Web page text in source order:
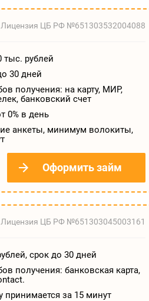
Лицензия ЦБ РФ №651303532004088
рублей
30 дней
получения: на карту, МИР,
банковский счет
0% в день
анкеты, минимум волокиты,
Оформить займ
Лицензия ЦБ РФ №651303045003161
срок до 30 дней
получения: банковская карта,
принимается за 15 минут